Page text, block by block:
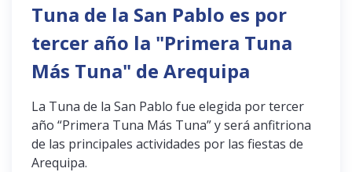
Tuna de la San Pablo es por
tercer año la "Primera Tuna
Más Tuna" de Arequipa
La Tuna de la San Pablo fue elegida por tercer
año “Primera Tuna Más Tuna” y será anfitriona
de las principales actividades por las fiestas de
Arequipa.